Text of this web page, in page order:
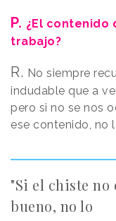
P. ¿El contenido
trabajo?
R. No siempre
indudable que a
pero si no se nos
ese contenido, no
"Si el chiste no
bueno, no lo